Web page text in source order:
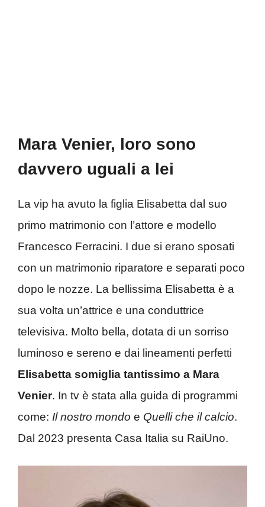
Mara Venier, loro sono
davvero uguali a lei
La vip ha avuto la figlia Elisabetta dal suo
primo matrimonio con l’attore e modello
Francesco Ferracini. I due si erano sposati
con un matrimonio riparatore e separati poco
dopo le nozze. La bellissima Elisabetta è a
sua volta un’attrice e una conduttrice
televisiva. Molto bella, dotata di un sorriso
luminoso e sereno e dai lineamenti perfetti
Elisabetta somiglia tantissimo a Mara
Venier. In tv è stata alla guida di programmi
come: Il nostro mondo e Quelli che il calcio.
Dal 2023 presenta Casa Italia su RaiUno.